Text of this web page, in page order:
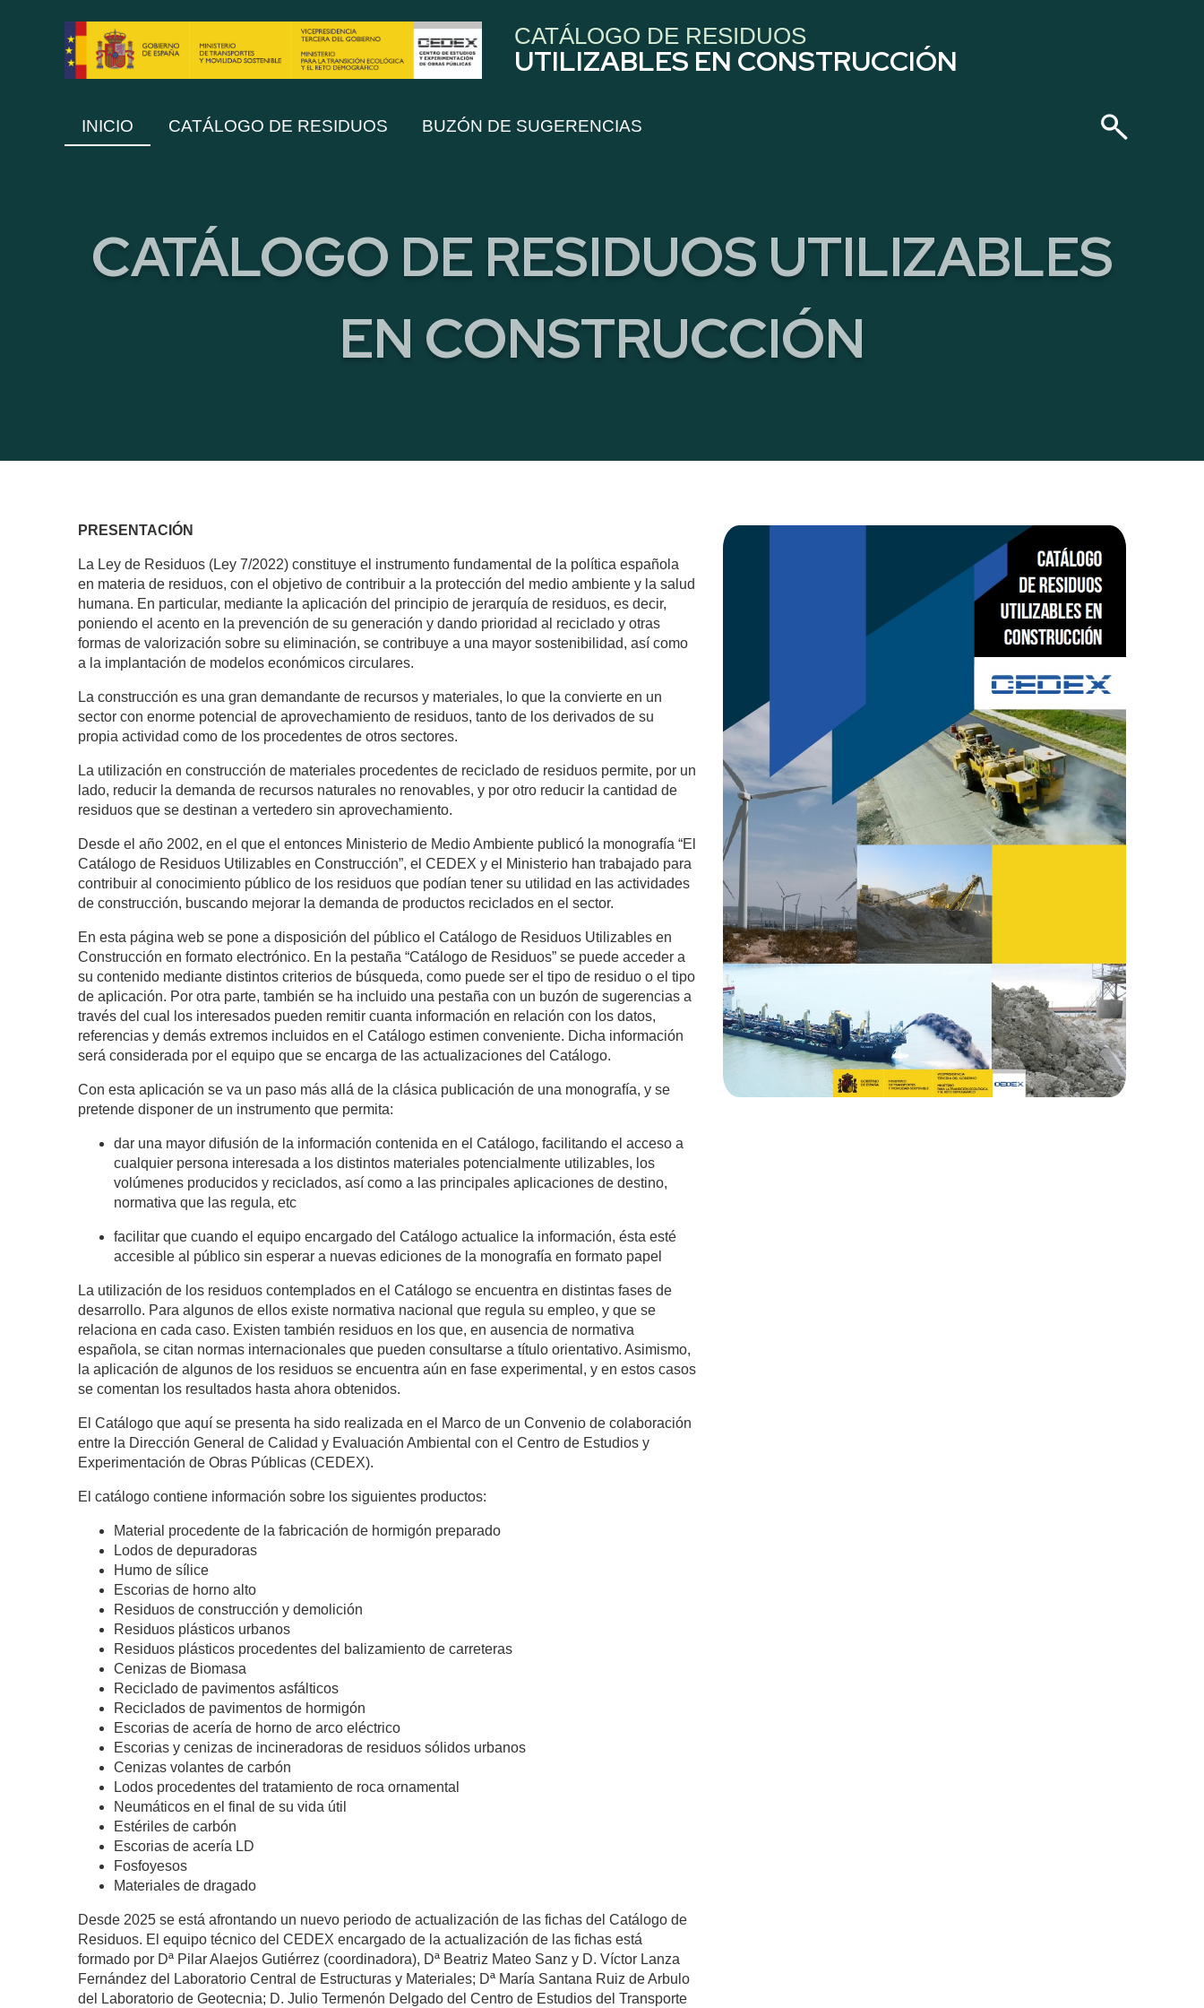
CATÁLOGO DE RESIDUOS
UTILIZABLES EN CONSTRUCCIÓN
INICIO CATÁLOGO DE RESIDUOS BUZÓN DE SUGERENCIAS
CATÁLOGO DE RESIDUOS UTILIZABLES
EN CONSTRUCCIÓN
PRESENTACIÓN
La Ley de Residuos (Ley 7/2022) constituye el instrumento fundamental de la política española
en materia de residuos, con el objetivo de contribuir a la protección del medio ambiente y la salud
humana. En particular, mediante la aplicación del principio de jerarquía de residuos, es decir,
poniendo el acento en la prevención de su generación y dando prioridad al reciclado y otras
formas de valorización sobre su eliminación, se contribuye a una mayor sostenibilidad, así como
a la implantación de modelos económicos circulares.
La construcción es una gran demandante de recursos y materiales, lo que la convierte en un
sector con enorme potencial de aprovechamiento de residuos, tanto de los derivados de su
propia actividad como de los procedentes de otros sectores.
La utilización en construcción de materiales procedentes de reciclado de residuos permite, por un
lado, reducir la demanda de recursos naturales no renovables, y por otro reducir la cantidad de
residuos que se destinan a vertedero sin aprovechamiento.
Desde el año 2002, en el que el entonces Ministerio de Medio Ambiente publicó la monografía “El
Catálogo de Residuos Utilizables en Construcción”, el CEDEX y el Ministerio han trabajado para
contribuir al conocimiento público de los residuos que podían tener su utilidad en las actividades
de construcción, buscando mejorar la demanda de productos reciclados en el sector.
En esta página web se pone a disposición del público el Catálogo de Residuos Utilizables en
Construcción en formato electrónico. En la pestaña “Catálogo de Residuos” se puede acceder a
su contenido mediante distintos criterios de búsqueda, como puede ser el tipo de residuo o el tipo
de aplicación. Por otra parte, también se ha incluido una pestaña con un buzón de sugerencias a
través del cual los interesados pueden remitir cuanta información en relación con los datos,
referencias y demás extremos incluidos en el Catálogo estimen conveniente. Dicha información
será considerada por el equipo que se encarga de las actualizaciones del Catálogo.
Con esta aplicación se va un paso más allá de la clásica publicación de una monografía, y se
pretende disponer de un instrumento que permita:
dar una mayor difusión de la información contenida en el Catálogo, facilitando el acceso a
cualquier persona interesada a los distintos materiales potencialmente utilizables, los
volúmenes producidos y reciclados, así como a las principales aplicaciones de destino,
normativa que las regula, etc
facilitar que cuando el equipo encargado del Catálogo actualice la información, ésta esté
accesible al público sin esperar a nuevas ediciones de la monografía en formato papel
La utilización de los residuos contemplados en el Catálogo se encuentra en distintas fases de
desarrollo. Para algunos de ellos existe normativa nacional que regula su empleo, y que se
relaciona en cada caso. Existen también residuos en los que, en ausencia de normativa
española, se citan normas internacionales que pueden consultarse a título orientativo. Asimismo,
la aplicación de algunos de los residuos se encuentra aún en fase experimental, y en estos casos
se comentan los resultados hasta ahora obtenidos.
El Catálogo que aquí se presenta ha sido realizada en el Marco de un Convenio de colaboración
entre la Dirección General de Calidad y Evaluación Ambiental con el Centro de Estudios y
Experimentación de Obras Públicas (CEDEX).
El catálogo contiene información sobre los siguientes productos:
Material procedente de la fabricación de hormigón preparado
Lodos de depuradoras
Humo de sí­lice
Escorias de horno alto
Residuos de construcción y demolición
Residuos plásticos urbanos
Residuos plásticos procedentes del balizamiento de carreteras
Cenizas de Biomasa
Reciclado de pavimentos asfálticos
Reciclados de pavimentos de hormigón
Escorias de acerí­a de horno de arco eléctrico
Escorias y cenizas de incineradoras de residuos sólidos urbanos
Cenizas volantes de carbón
Lodos procedentes del tratamiento de roca ornamental
Neumáticos en el final de su vida útil
Estériles de carbón
Escorias de acerí­a LD
Fosfoyesos
Materiales de dragado
Desde 2025 se está afrontando un nuevo periodo de actualización de las fichas del Catálogo de
Residuos. El equipo técnico del CEDEX encargado de la actualización de las fichas está
formado por Dª Pilar Alaejos Gutiérrez (coordinadora), Dª Beatriz Mateo Sanz y D. Víctor Lanza
Fernández del Laboratorio Central de Estructuras y Materiales; Dª María Santana Ruiz de Arbulo
del Laboratorio de Geotecnia; D. Julio Termenón Delgado del Centro de Estudios del Transporte